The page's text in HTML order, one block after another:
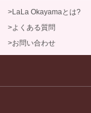
>LaLa Okayamaとは?
>よくある質問
>お問い合わせ